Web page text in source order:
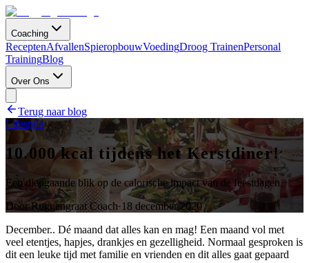
Coaching
ReceptenAfvallenSpieropbouwVoedingDroog TrainenPersonal
TrainingBlog
Over Ons
Terug naar blog
Lifestyle
10.000 kcal tijdens het Kerstdiner!
Een diepgaande blik op de calorische impact van de feestdagen.
DoorRuggengraat Coach·18 december 2020
December.. Dé maand dat alles kan en mag! Een maand vol met
veel etentjes, hapjes, drankjes en gezelligheid. Normaal gesproken is
dit een leuke tijd met familie en vrienden en dit alles gaat gepaard